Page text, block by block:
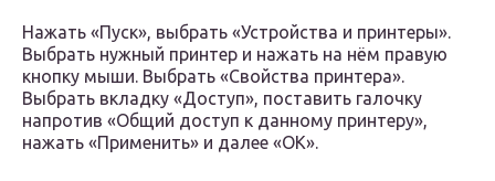
Нажать «Пуск», выбрать «Устройства и принтеры».
Выбрать нужный принтер и нажать на нём правую
кнопку мыши. Выбрать «Свойства принтера».
Выбрать вкладку «Доступ», поставить галочку
напротив «Общий доступ к данному принтеру»,
нажать «Применить» и далее «ОК».